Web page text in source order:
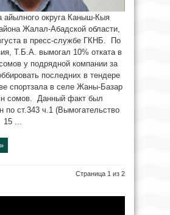
айылного округа Каныш-Кыя
Жалал-Абадской области,
в пресс-службе ГКНБ. По
Т.Б.А. вымогал 10% отката в
у подрядной компании за
последних в тендере
спортзала в селе Жаны-Базар
сомов. Данный факт был
по ст.343 ч.1 (Вымогательство
15 ...
Страница 1 из 2